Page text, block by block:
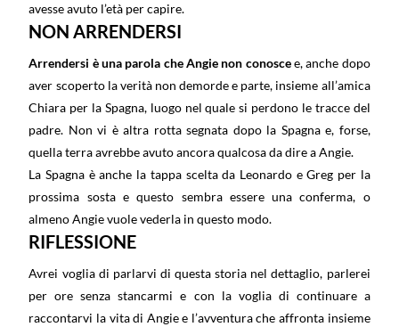
avesse avuto l’età per capire.
NON ARRENDERSI
Arrendersi è una parola che Angie non conoscee, anche dopo
aver scoperto la verità non demorde e parte, insieme all’amica
Chiara per la Spagna, luogo nel quale si perdono le tracce del
padre. Non vi è altra rotta segnata dopo la Spagna e, forse,
quella terra avrebbe avuto ancora qualcosa da dire a Angie.
La Spagna è anche la tappa scelta da Leonardo e Greg per la
prossima sosta e questo sembra essere una conferma, o
almeno Angie vuole vederla in questo modo.
RIFLESSIONE
Avrei voglia di parlarvi di questa storia nel dettaglio, parlerei
per ore senza stancarmi e con la voglia di continuare a
raccontarvi la vita di Angie e l’avventura che affronta insieme